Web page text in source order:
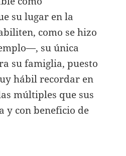
su lugar en la
como se hizo
su única
su famiglia, puesto
hábil recordar en
múltiples que sus
y con beneficio de